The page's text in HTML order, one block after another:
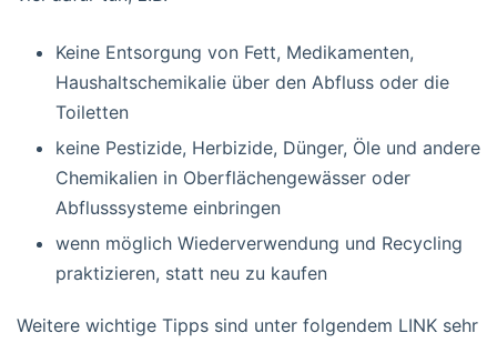
Keine Entsorgung von Fett, Medikamenten,
Haushaltschemikalie über den Abfluss oder die
Toiletten
keine Pestizide, Herbizide, Dünger, Öle und andere
Chemikalien in Oberflächengewässer oder
Abflusssysteme einbringen
wenn möglich Wiederverwendung und Recycling
praktizieren, statt neu zu kaufen
Weitere wichtige Tipps sind unter folgendem LINK sehr